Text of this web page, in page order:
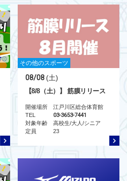
その他のスポーツ
08/08 (土)
【8/8（土）】 筋膜リリース
開催場所
江戸川区総合体育館
TEL
03-3653-7441
対象年齢
高校生/大人/シニア
定員
23